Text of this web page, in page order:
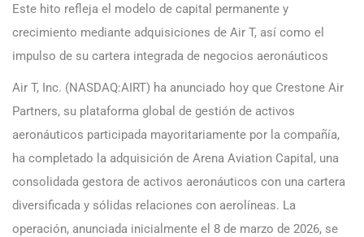
Este hito refleja el modelo de capital permanente y
crecimiento mediante adquisiciones de Air T, así como el
impulso de su cartera integrada de negocios aeronáuticos
Air T, Inc. (NASDAQ:AIRT) ha anunciado hoy que Crestone Air
Partners, su plataforma global de gestión de activos
aeronáuticos participada mayoritariamente por la compañía,
ha completado la adquisición de Arena Aviation Capital, una
consolidada gestora de activos aeronáuticos con una cartera
diversificada y sólidas relaciones con aerolíneas. La
operación, anunciada inicialmente el 8 de marzo de 2026, se